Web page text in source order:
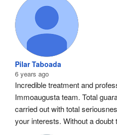
Pilar Taboada
6 years ago
Incredible treatment and
Immoaugusta team. Total
carried out with total
your interests. Without a doubt